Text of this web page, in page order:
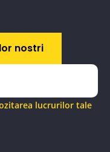
nostri
lucrurilor tale